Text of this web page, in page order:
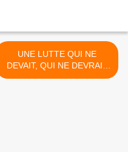
UNE LUTTE QUI NE
DEVAIT, QUI NE DEVRAIT
PAS DURER. UNE